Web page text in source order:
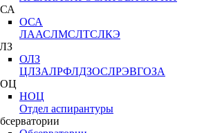
ОСА
ЛААСЛМСЛТСЛКЭ
ОЛЗ
ЦЛЗАЛРФЛДЗОСЛРЭВГОЗА
НОЦ
Отдел аспирантуры